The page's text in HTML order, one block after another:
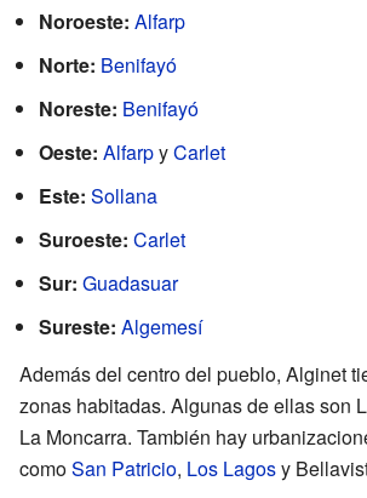
Noroeste: Alfarp
Norte: Benifayó
Noreste: Benifayó
Oeste: AlfarpyCarlet
Este: Sollana
Suroeste: Carlet
Sur: Guadasuar
Sureste: Algemesí
Además del centro del pueblo, Alginet
zonas habitadas. Algunas de ellas son
La Moncarra. También hay
comoSan Patricio, Los Lagosy